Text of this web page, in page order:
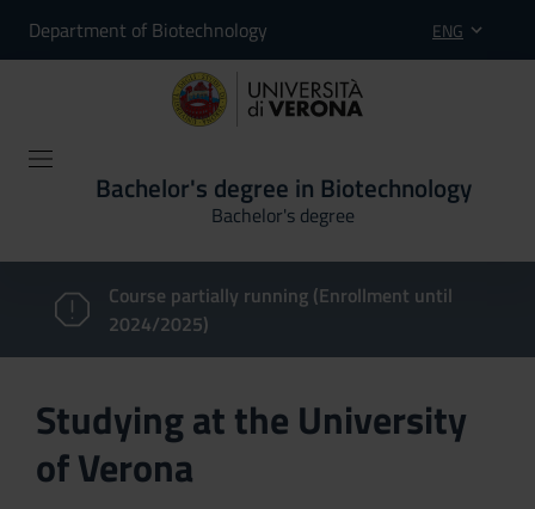
Department of Biotechnology ENG
Bachelor's degree in Biotechnology
Bachelor's degree
Course partially running (Enrollment until
2024/2025)
Studying at the University
of Verona